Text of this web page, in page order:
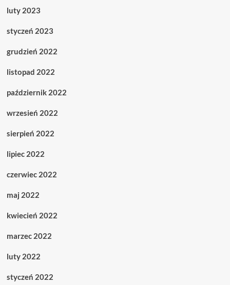
luty 2023
styczeń 2023
grudzień 2022
listopad 2022
październik 2022
wrzesień 2022
sierpień 2022
lipiec 2022
czerwiec 2022
maj 2022
kwiecień 2022
marzec 2022
luty 2022
styczeń 2022